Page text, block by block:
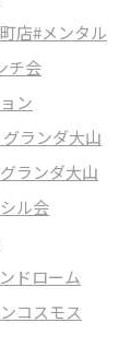
店#メンタル
チ会
ン
ランダ大山
ランダ大山
ル会
ドローム
コスモス